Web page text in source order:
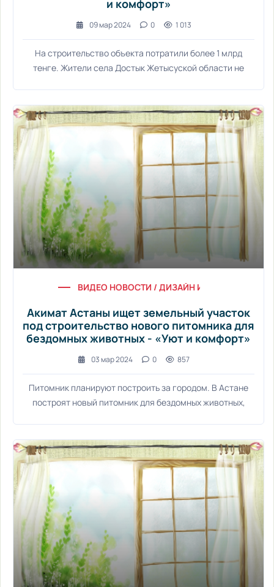
и комфорт»
09 мар 2024 0 1 013
На строительство объекта потратили более 1 млрд
тенге. Жители села Достык Жетысуской области не
ВИДЕО НОВОСТИ / ДИЗАЙН ИНТЕРЬЕРА /
Акимат Астаны ищет земельный участок
под строительство нового питомника для
бездомных животных - «Уют и комфорт»
03 мар 2024 0 857
Питомник планируют построить за городом. В Астане
построят новый питомник для бездомных животных,